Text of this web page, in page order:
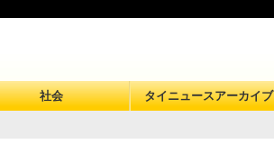
社会 タイニュースアーカイブ